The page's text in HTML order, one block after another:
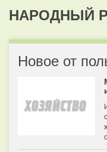
НАРОДНЫЙ
Новое от